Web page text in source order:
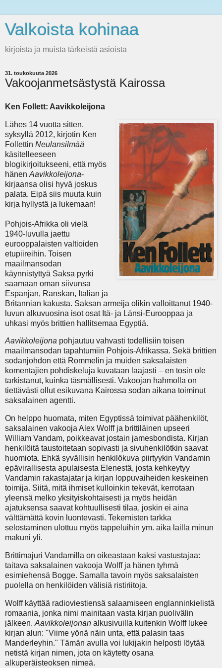
Valkoista kohinaa
kirjoista ja muista tärkeistä asioista
31. toukokuuta 2026
Vakoojanmetsästystä Kairossa
Ken Follett: Aavikkoleijona
Lähes 14 vuotta sitten,
syksyllä 2012, kirjotin Ken
Follettin Neulansilmää
käsitelleeseen
blogikirjoitukseeni, että myös
hänen Aavikkoleijona-
kirjaansa olisi hyvä joskus
palata. Eipä siis muuta kuin
kirja hyllystä ja lukemaan!
Pohjois-Afrikka oli vielä
1940-luvulla jaettu
eurooppalaisten valtioiden
etupiireihin. Toisen
maailmansodan
käynnistyttyä Saksa pyrki
saamaan oman siivunsa
Espanjan, Ranskan, Italian ja
Britannian kakusta. Saksan armeija olikin valloittanut 1940-
luvun alkuvuosina isot osat Itä- ja Länsi-Eurooppaa ja
uhkasi myös brittien hallitsemaa Egyptiä.
Aavikkoleijona pohjautuu vahvasti todellisiin toisen
maailmansodan tapahtumiin Pohjois-Afrikassa. Sekä brittien
sodanjohdon että Rommelin ja muiden saksalaisten
komentajien pohdiskeluja kuvataan laajasti – en tosin ole
tarkistanut, kuinka täsmällisesti. Vakoojan hahmolla on
tiettävästi ollut esikuvana Kairossa sodan aikana toiminut
saksalainen agentti.
On helppo huomata, miten Egyptissä toimivat päähenkilöt,
saksalainen vakooja Alex Wolff ja brittiläinen upseeri
William Vandam, poikkeavat jostain jamesbondista. Kirjan
henkilöitä taustoitetaan sopivasti ja sivuhenkilötkin saavat
huomiota. Ehkä syvällisin henkilökuva piirtyykin Vandamin
epävirallisesta apulaisesta Elenestä, josta kehkeytyy
Vandamin rakastajatar ja kirjan loppuvaiheiden keskeinen
toimija. Siitä, mitä ihmiset kulloinkin tekevät, kerrotaan
yleensä melko yksityiskohtaisesti ja myös heidän
ajatuksensa saavat kohtuullisesti tilaa, joskin ei aina
välttämättä kovin luontevasti. Tekemisten tarkka
selostaminen ulottuu myös tappeluihin ym. aika lailla minun
makuni yli.
Brittimajuri Vandamilla on oikeastaan kaksi vastustajaa:
taitava saksalainen vakooja Wolff ja hänen tyhmä
esimiehensä Bogge. Samalla tavoin myös saksalaisten
puolella on henkilöiden välisiä ristiriitoja.
Wolff käyttää radioviestiensä salaamiseen englanninkielistä
romaania, jonka nimi mainitaan vasta kirjan puolivälin
jälkeen. Aavikkoleijonan alkusivuilla kuitenkin Wolff lukee
kirjan alun: "Viime yönä näin unta, että palasin taas
Manderleyhin." Tämän avulla voi lukijakin helposti löytää
netistä kirjan nimen, jota on käytetty osana
alkuperäisteoksen nimeä.